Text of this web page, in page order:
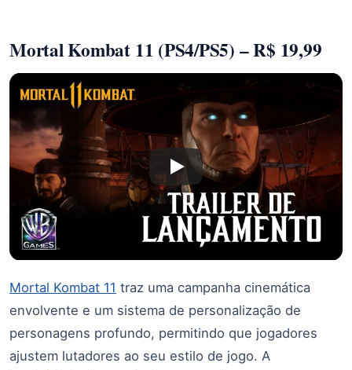
Mortal Kombat 11 (PS4/PS5) – R$ 19,99
Mortal Kombat 11 traz uma campanha cinemática
envolvente e um sistema de personalização de
personagens profundo, permitindo que jogadores
ajustem lutadores ao seu estilo de jogo. A